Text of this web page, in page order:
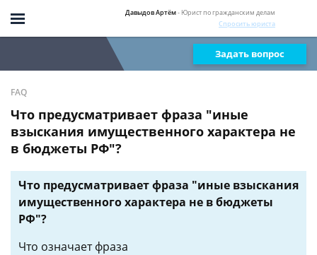
Давыдов Артём- Юрист по гражданским делам
Спросить юриста
Задать вопрос
FAQ
Что предусматривает фраза "иные
взыскания имущественного характера не
в бюджеты РФ"?
Что предусматривает фраза "иные взыскания
имущественного характера не в бюджеты
РФ"?
Что означает фраза